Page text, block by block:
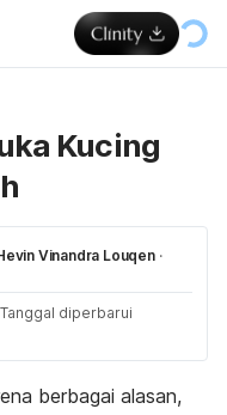
Kucing
Vinandra Louqen ·
Tanggal diperbarui
berbagai alasan,